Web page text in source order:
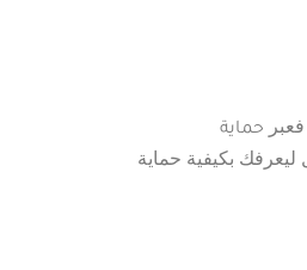
حماية
بكيفية حماية